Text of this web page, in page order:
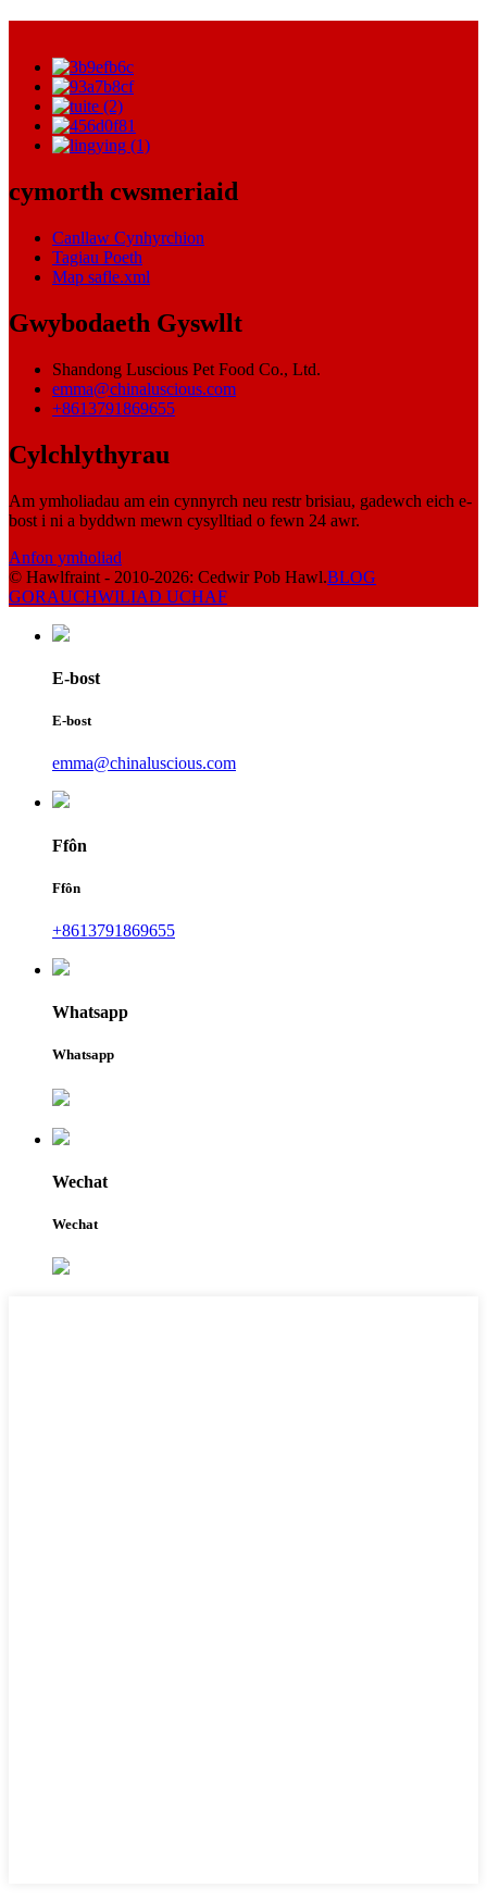
cymorth cwsmeriaid
Canllaw Cynhyrchion
Tagiau Poeth
Map safle.xml
Gwybodaeth Gyswllt
Shandong Luscious Pet Food Co., Ltd.
emma@chinaluscious.com
+8613791869655
Cylchlythyrau
Am ymholiadau am ein cynnyrch neu restr brisiau, gadewch eich e-
bost i ni a byddwn mewn cysylltiad o fewn 24 awr.
Anfon ymholiad
© Hawlfraint - 2010-2026: Cedwir Pob Hawl.BLOG
GORAUCHWILIAD UCHAF
E-bost
E-bost
emma@chinaluscious.com
Ffôn
Ffôn
+8613791869655
Whatsapp
Whatsapp
Wechat
Wechat